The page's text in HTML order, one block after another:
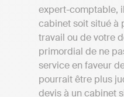
expert-comptable,
cabinet soit situé à
travail ou de votre
primordial de ne
service en faveur
pourrait être plus
devis à un cabinet